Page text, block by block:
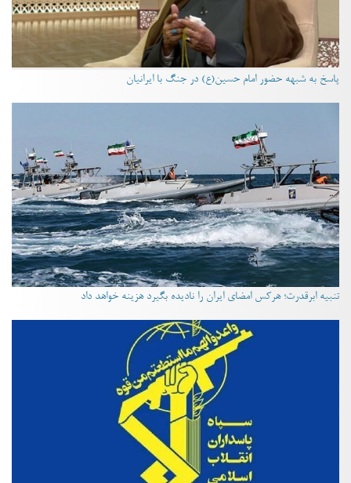
پاسخ به شبهه حضور امام حسین(ع) در جنگ با ایرانیان
تنبیه ابرقدرت؛ هرکس امضای ایران را نادیده بگیرد هزینه خواهد داد